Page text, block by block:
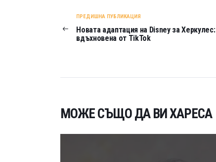
ПРЕДИШНА ПУБЛИКАЦИЯ
Новата адаптация на Disney за
вдъхновена от TikTok
МОЖЕ СЪЩО ДА ВИ ХАРЕСА